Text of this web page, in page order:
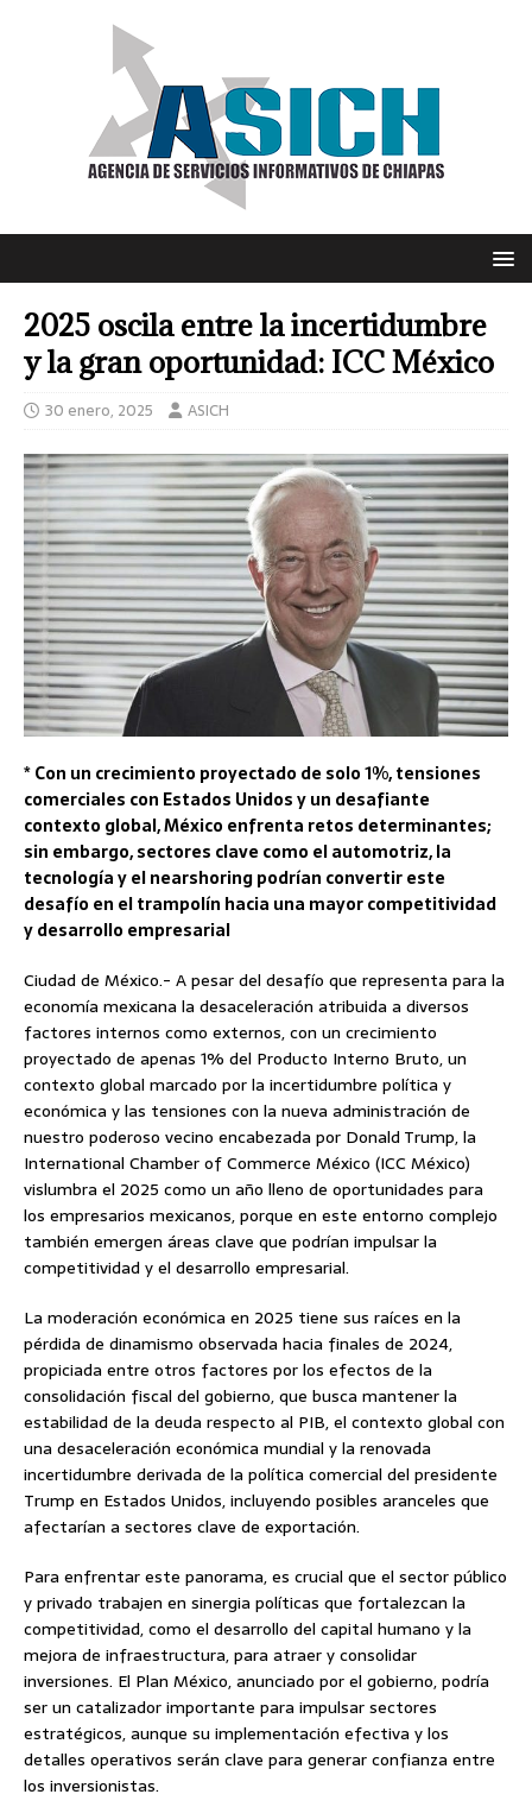
2025 oscila entre la incertidumbre
y la gran oportunidad: ICC México
30 enero, 2025 ASICH
* Con un crecimiento proyectado de solo 1%, tensiones
comerciales con Estados Unidos y un desafiante
contexto global, México enfrenta retos determinantes;
sin embargo, sectores clave como el automotriz, la
tecnología y el nearshoring podrían convertir este
desafío en el trampolín hacia una mayor competitividad
y desarrollo empresarial
Ciudad de México.- A pesar del desafío que representa para la
economía mexicana la desaceleración atribuida a diversos
factores internos como externos, con un crecimiento
proyectado de apenas 1% del Producto Interno Bruto, un
contexto global marcado por la incertidumbre política y
económica y las tensiones con la nueva administración de
nuestro poderoso vecino encabezada por Donald Trump, la
International Chamber of Commerce México (ICC México)
vislumbra el 2025 como un año lleno de oportunidades para
los empresarios mexicanos, porque en este entorno complejo
también emergen áreas clave que podrían impulsar la
competitividad y el desarrollo empresarial.
La moderación económica en 2025 tiene sus raíces en la
pérdida de dinamismo observada hacia finales de 2024,
propiciada entre otros factores por los efectos de la
consolidación fiscal del gobierno, que busca mantener la
estabilidad de la deuda respecto al PIB, el contexto global con
una desaceleración económica mundial y la renovada
incertidumbre derivada de la política comercial del presidente
Trump en Estados Unidos, incluyendo posibles aranceles que
afectarían a sectores clave de exportación.
Para enfrentar este panorama, es crucial que el sector público
y privado trabajen en sinergia políticas que fortalezcan la
competitividad, como el desarrollo del capital humano y la
mejora de infraestructura, para atraer y consolidar
inversiones. El Plan México, anunciado por el gobierno, podría
ser un catalizador importante para impulsar sectores
estratégicos, aunque su implementación efectiva y los
detalles operativos serán clave para generar confianza entre
los inversionistas.